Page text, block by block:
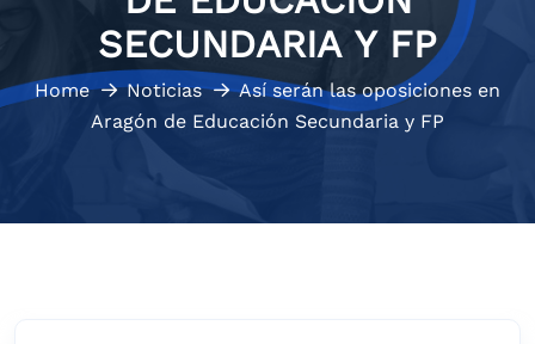
SECUNDARIA Y FP
Home Noticias
Así serán las oposiciones en
Aragón de Educación Secundaria y FP